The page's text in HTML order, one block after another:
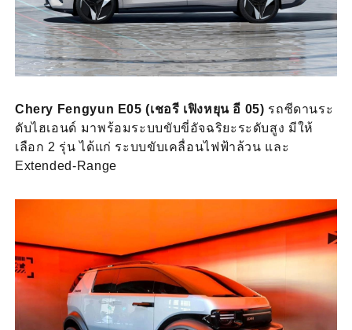
Chery Fengyun E05 (เชอรี เฟิงหยุน อี 05) รถซีดานระ
ดับไฮเอนด์ มาพร้อมระบบขับขี่อัจฉริยะระดับสูง มีให้
เลือก 2 รุ่น ได้แก่ ระบบขับเคลื่อนไฟฟ้าล้วน และ
Extended-Range